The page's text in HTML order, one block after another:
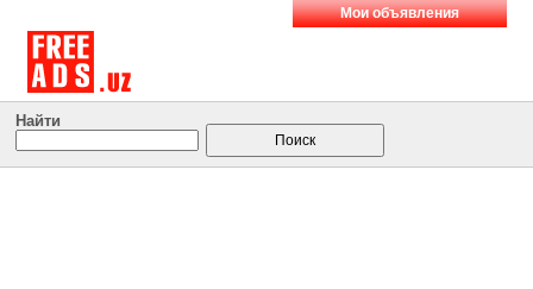
Мои объявления
Найти